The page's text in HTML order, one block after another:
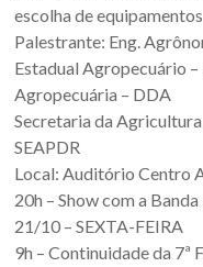
escolha de equipamentos
Palestrante: Eng.
Estadual Agropecuário
Agropecuária – DDA
Secretaria da
SEAPDR
Local: Auditório Centro
20h – Show com a
21/10 – SEXTA-FEIRA
9h – Continuidade da 7ª